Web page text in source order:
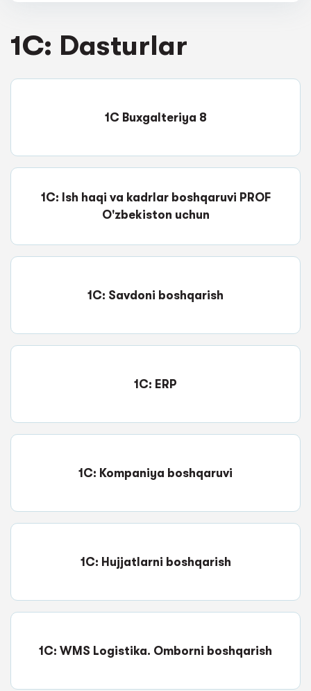
1C: Dasturlar
1C Buxgalteriya 8
1C: Ish haqi va kadrlar boshqaruvi PROF
O'zbekiston uchun
1C: Savdoni boshqarish
1C: ERP
1C: Kompaniya boshqaruvi
1C: Hujjatlarni boshqarish
1C: WMS Logistika. Omborni boshqarish